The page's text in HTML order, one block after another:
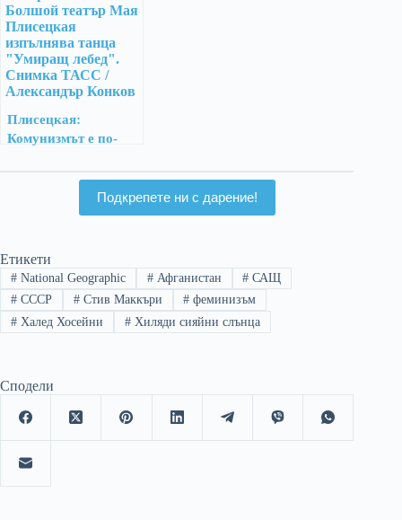
Плисецкая:
Комунизмът е по-
Подкрепете ни с дарение!
Етикети
#National Geographic #Афганистан # САЩ
#СССР #Стив Маккъри # феминизъм
#Халед Хосейни #Хиляди сияйни слънца
Сподели